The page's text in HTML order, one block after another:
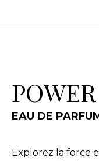
POWER
EAU DE
Explorez la force